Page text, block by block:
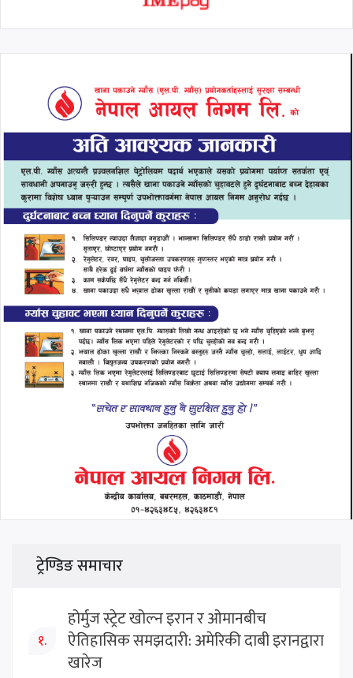
ट्रेण्डिङ समाचार
१.
होर्मुज स्ट्रेट खोल्न इरान र ओमानबीच
ऐतिहासिक समझदारी: अमेरिकी दाबी इरानद्वारा
खारेज